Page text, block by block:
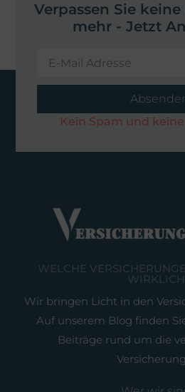
Verpassen Sie
mehr - Jetzt
Kein Spam und
WELCHE
Wir bringen Licht in den
Auf unserem Blog finden
Beiträge rund um die